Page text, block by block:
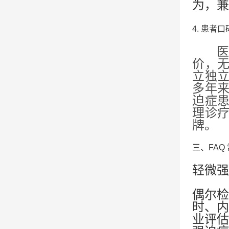
为，
4. 患者口
价，
立独
多年
迫症
理诊
牌。
三、FAQ
轻微
偶尔
时、
业评